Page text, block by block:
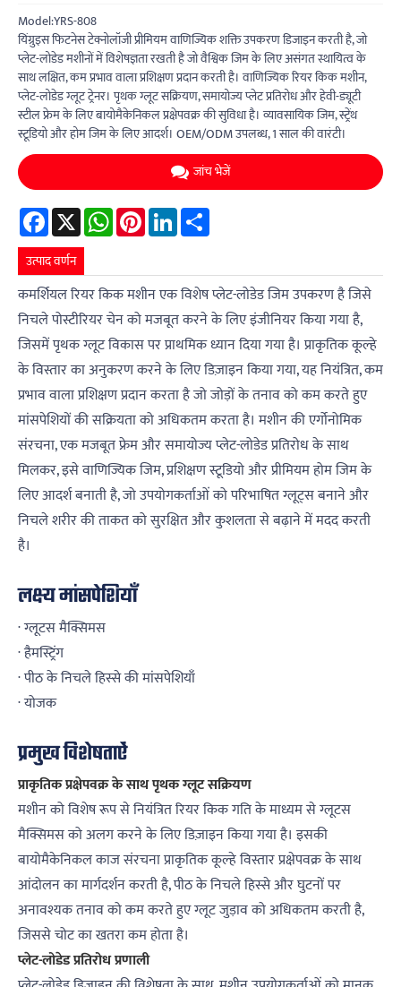
Model:YRS-808
यिंग्रुइस फिटनेस टेक्नोलॉजी प्रीमियम वाणिज्यिक शक्ति उपकरण डिजाइन करती है, जो
प्लेट-लोडेड मशीनों में विशेषज्ञता रखती है जो वैश्विक जिम के लिए असंगत स्थायित्व के
साथ लक्षित, कम प्रभाव वाला प्रशिक्षण प्रदान करती है। वाणिज्यिक रियर किक मशीन,
प्लेट-लोडेड ग्लूट ट्रेनर। पृथक ग्लूट सक्रियण, समायोज्य प्लेट प्रतिरोध और हेवी-ड्यूटी
स्टील फ्रेम के लिए बायोमैकेनिकल प्रक्षेपवक्र की सुविधा है। व्यावसायिक जिम, स्ट्रेंथ
स्टूडियो और होम जिम के लिए आदर्श। OEM/ODM उपलब्ध, 1 साल की वारंटी।
जांच भेजें
Facebook
X WhatsAppPinterestLinkedIn
उत्पाद वर्णन
कमर्शियल रियर किक मशीन एक विशेष प्लेट-लोडेड जिम उपकरण है जिसे
निचले पोस्टीरियर चेन को मजबूत करने के लिए इंजीनियर किया गया है,
जिसमें पृथक ग्लूट विकास पर प्राथमिक ध्यान दिया गया है। प्राकृतिक कूल्हे
के विस्तार का अनुकरण करने के लिए डिज़ाइन किया गया, यह नियंत्रित, कम
प्रभाव वाला प्रशिक्षण प्रदान करता है जो जोड़ों के तनाव को कम करते हुए
मांसपेशियों की सक्रियता को अधिकतम करता है। मशीन की एर्गोनोमिक
संरचना, एक मजबूत फ्रेम और समायोज्य प्लेट-लोडेड प्रतिरोध के साथ
मिलकर, इसे वाणिज्यिक जिम, प्रशिक्षण स्टूडियो और प्रीमियम होम जिम के
लिए आदर्श बनाती है, जो उपयोगकर्ताओं को परिभाषित ग्लूट्स बनाने और
निचले शरीर की ताकत को सुरक्षित और कुशलता से बढ़ाने में मदद करती
है।
लक्ष्य मांसपेशियाँ
· ग्लूटस मैक्सिमस
· हैमस्ट्रिंग
· पीठ के निचले हिस्से की मांसपेशियाँ
· योजक
प्रमुख विशेषताऐं
प्राकृतिक प्रक्षेपवक्र के साथ पृथक ग्लूट सक्रियण
मशीन को विशेष रूप से नियंत्रित रियर किक गति के माध्यम से ग्लूटस
मैक्सिमस को अलग करने के लिए डिज़ाइन किया गया है। इसकी
बायोमैकेनिकल काज संरचना प्राकृतिक कूल्हे विस्तार प्रक्षेपवक्र के साथ
आंदोलन का मार्गदर्शन करती है, पीठ के निचले हिस्से और घुटनों पर
अनावश्यक तनाव को कम करते हुए ग्लूट जुड़ाव को अधिकतम करती है,
जिससे चोट का खतरा कम होता है।
प्लेट-लोडेड प्रतिरोध प्रणाली